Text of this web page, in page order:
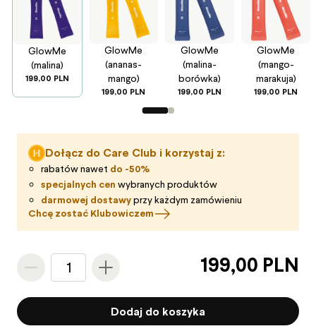
GlowMe
(malina)
199,00 PLN
GlowMe
(ananas-
mango)
199,00 PLN
GlowMe
(malina-
borówka)
199,00 PLN
GlowMe
(mango-
marakuja)
199,00 PLN
Strona wariantów 1 z 2
Dołącz do Care Club i korzystaj z:
rabatów nawet do -50%
specjalnych cen wybranych produktów
darmowej dostawyprzy każdym zamówieniu
Chcę zostać Klubowiczem
1 199,00 PLN
Dodaj do koszyka